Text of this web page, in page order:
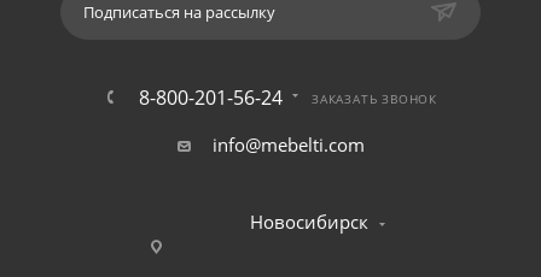
Подписаться на рассылку
8-800-201-56-24 ЗАКАЗАТЬ ЗВОНОК
info@mebelti.com
Новосибирск